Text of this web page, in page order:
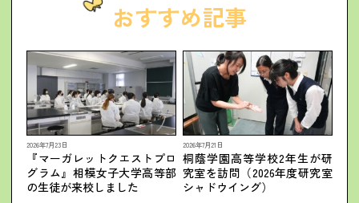
おすすめ記事
2026年7月23日
『マーガレットクエストプロ
グラム』相模女子大学高等部
の生徒が来校しました
2026年7月21日
桐蔭学園高等学校2年生が研
究室を訪問（2026年度研究室
シャドウイング）